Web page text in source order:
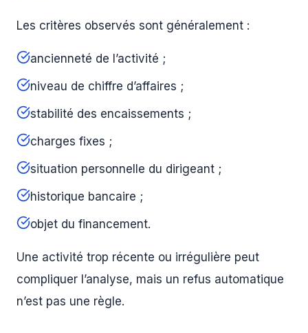
Les critères observés sont généralement :
ancienneté de l’activité ;
niveau de chiffre d’affaires ;
stabilité des encaissements ;
charges fixes ;
situation personnelle du dirigeant ;
historique bancaire ;
objet du financement.
Une activité trop récente ou irrégulière peut
compliquer l’analyse, mais un refus automatique
n’est pas une règle.